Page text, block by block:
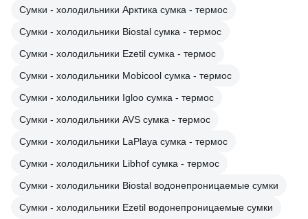
Сумки - холодильники Арктика сумка - термос
Сумки - холодильники Biostal сумка - термос
Сумки - холодильники Ezetil сумка - термос
Сумки - холодильники Mobicool сумка - термос
Сумки - холодильники Igloo сумка - термос
Сумки - холодильники AVS сумка - термос
Сумки - холодильники LaPlaya сумка - термос
Сумки - холодильники Libhof сумка - термос
Сумки - холодильники Biostal водонепроницаемые сумки
Сумки - холодильники Ezetil водонепроницаемые сумки